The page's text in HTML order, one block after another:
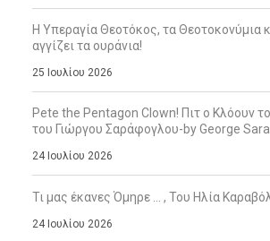
Η Υπεραγία Θεοτόκος, τα Θεοτοκονύμια
αγγίζει τα ουράνια!
25 Ιουλίου 2026
Pete the Pentagon Clown! Πιτ ο Κλόουν
του Γιώργου Σαράφογλου-by George
24 Ιουλίου 2026
Τι μας έκανες Όμηρε … , Του Ηλία
24 Ιουλίου 2026